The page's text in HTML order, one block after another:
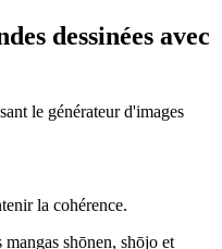
dessinées avec
le générateur d'images
la cohérence.
mangas shōnen, shōjo et